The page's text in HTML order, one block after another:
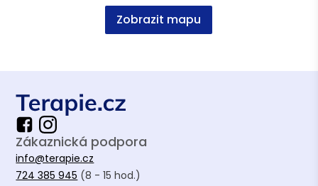
Česká asociace pro psychoterapii (ČAP)
PVŠPS sociální práce se zaměřením na
komunikaci a aplikovanou psychoterapii
Zobrazit mapu
Zákaznická podpora
info@terapie.cz
724 385 945 (8 - 15 hod.)